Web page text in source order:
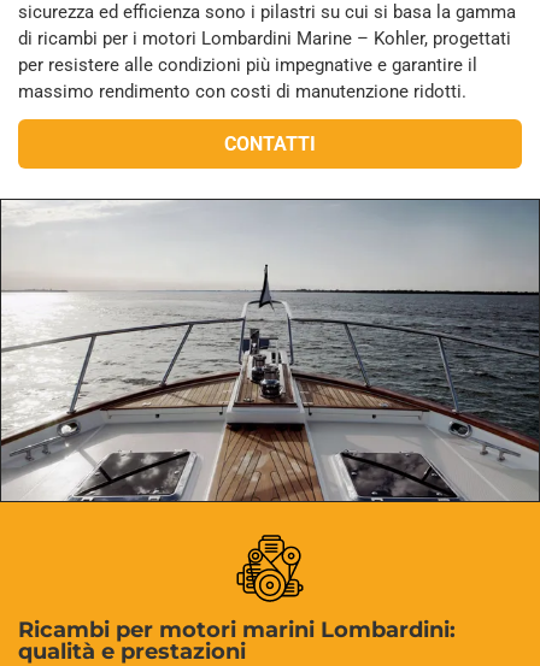
sicurezza ed efficienza sono i pilastri su cui si basa la gamma
di ricambi per i motori Lombardini Marine – Kohler, progettati
per resistere alle condizioni più impegnative e garantire il
massimo rendimento con costi di manutenzione ridotti.
CONTATTI
Ricambi per motori marini Lombardini:
qualità e prestazioni